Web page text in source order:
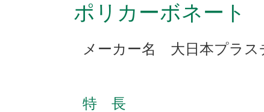
ポリカーボネート
メーカー名 大日本プラス
特 長